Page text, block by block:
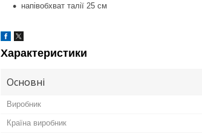
напівобхват талії 25 см
Характеристики
Основні
Виробник
Країна виробник